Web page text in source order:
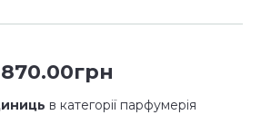
870.00грн
в категорії парфумерія